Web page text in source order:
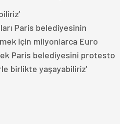
Paris belediyesinin
için milyonlarca Euro
Paris belediyesini protesto
birlikte yaşayabiliriz’